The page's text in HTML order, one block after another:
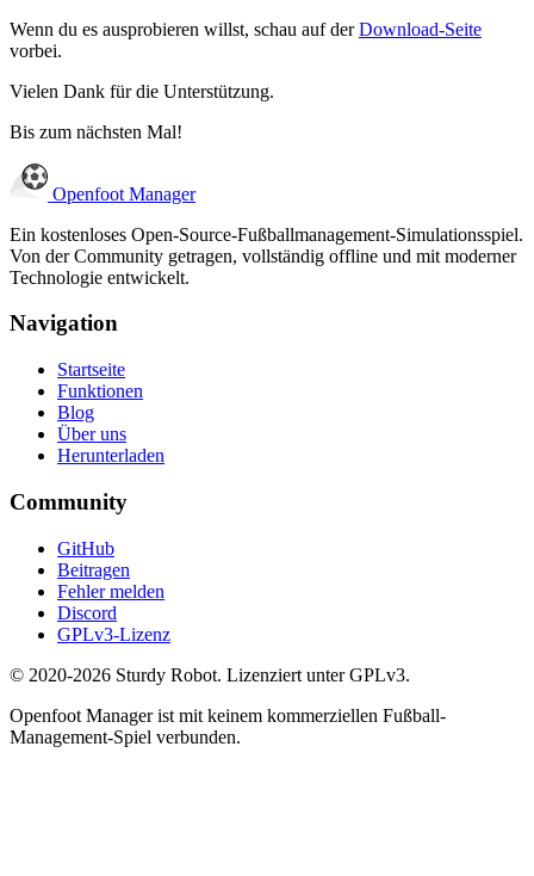
Wenn du es ausprobieren willst, schau auf derDownload-Seite
vorbei.
Vielen Dank für die Unterstützung.
Bis zum nächsten Mal!
Openfoot Manager
Ein kostenloses Open-Source-Fußballmanagement-Simulationsspiel.
Von der Community getragen, vollständig offline und mit moderner
Technologie entwickelt.
Navigation
Startseite
Funktionen
Blog
Über uns
Herunterladen
Community
GitHub
Beitragen
Fehler melden
Discord
GPLv3-Lizenz
© 2020-2026 Sturdy Robot. Lizenziert unter GPLv3.
Openfoot Manager ist mit keinem kommerziellen Fußball-
Management-Spiel verbunden.